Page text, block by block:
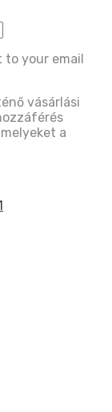
your email
vásárlási
a